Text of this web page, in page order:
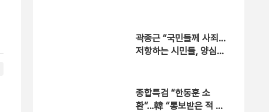
곽종근 “국민들께 사죄…
저항하는 시민들, 양심
종합특검 “한동훈 소
환”…韓 “통보받은 적 없